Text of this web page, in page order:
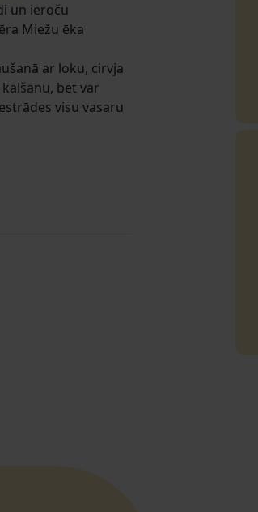
un ieroču
Miežu ēka
ar loku, cirvja
bet var
visu vasaru